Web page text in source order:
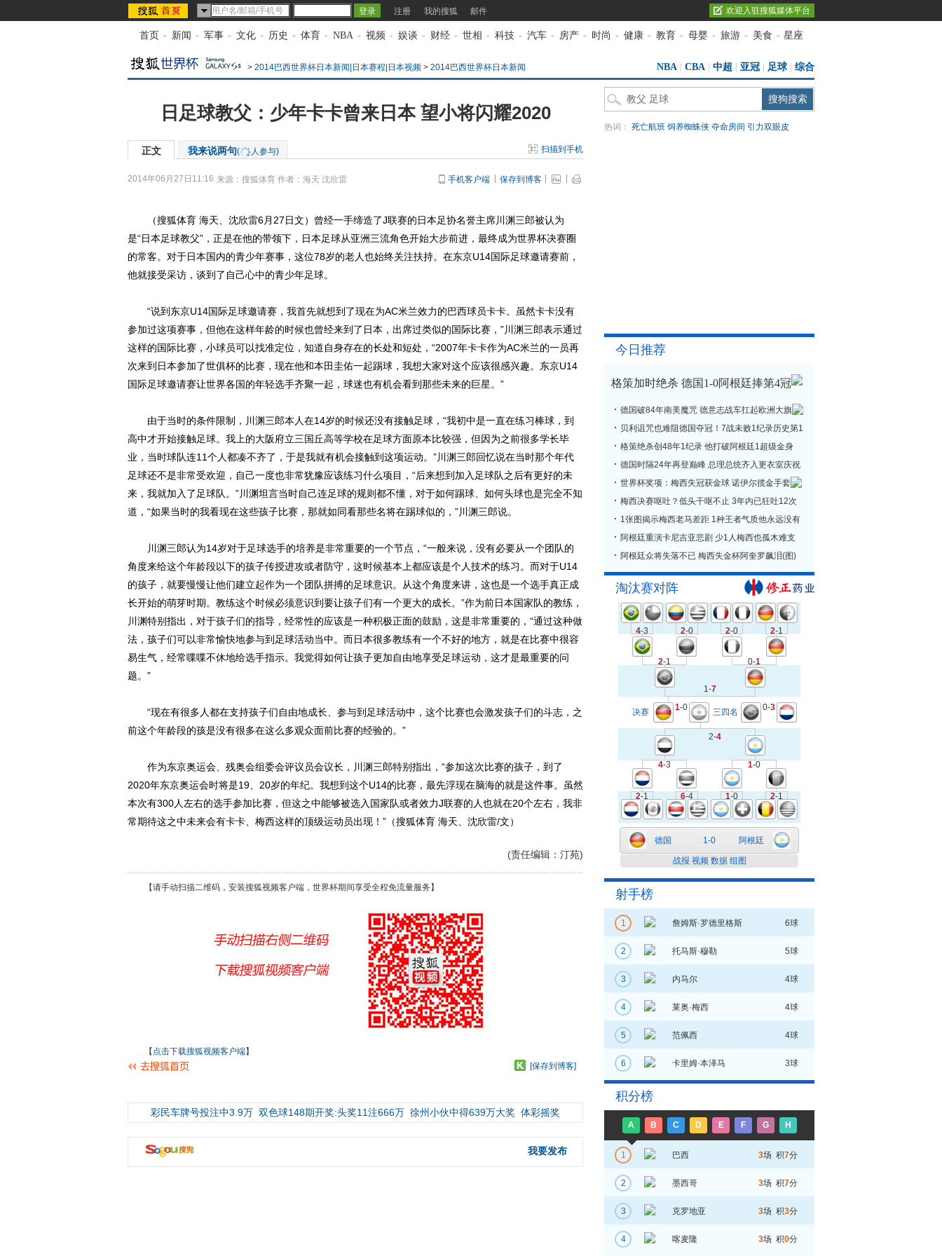
注册 我的搜狐 邮件 欢迎入驻搜狐媒体平台
首页 - 新闻 - 军事 - 文化 - 历史 - 体育 - NBA - 视频 - 娱谈 - 财经 - 世相 - 科技 - 汽车 - 房产 - 时尚 - 健康 - 教育 - 母婴 - 旅游 - 美食 - 星座
> 2014巴西世界杯日本新闻|日本赛程|日本视频 > 2014巴西世界杯日本新闻 NBA CBA 中超 亚冠 足球| 综合
日足球教父：少年卡卡曾来日本 望小将闪耀2020
正文 我来说两句( 人参与) 扫描到手机
2014年06月27日11:16 来源： 搜狐体育 作者：海天 沈欣雷 手机客户端 保存到博客
（搜狐体育 海天、沈欣雷6月27日文）曾经一手缔造了J联赛的日本足协名誉主席川渊三郎被认为
是“日本足球教父”，正是在他的带领下，日本足球从亚洲三流角色开始大步前进，最终成为世界杯决赛圈
的常客。对于日本国内的青少年赛事，这位78岁的老人也始终关注扶持。在东京U14国际足球邀请赛前，
他就接受采访，谈到了自己心中的青少年足球。
“说到东京U14国际足球邀请赛，我首先就想到了现在为AC米兰效力的巴西球员卡卡。虽然卡卡没有
参加过这项赛事，但他在这样年龄的时候也曾经来到了日本，出席过类似的国际比赛，”川渊三郎表示通过
这样的国际比赛，小球员可以找准定位，知道自身存在的长处和短处，“2007年卡卡作为AC米兰的一员再
次来到日本参加了世俱杯的比赛，现在他和本田圭佑一起踢球，我想大家对这个应该很感兴趣。东京U14
国际足球邀请赛让世界各国的年轻选手齐聚一起，球迷也有机会看到那些未来的巨星。”
由于当时的条件限制，川渊三郎本人在14岁的时候还没有接触足球，“我初中是一直在练习棒球，到
高中才开始接触足球。我上的大阪府立三国丘高等学校在足球方面原本比较强，但因为之前很多学长毕
业，当时球队连11个人都凑不齐了，于是我就有机会接触到这项运动。”川渊三郎回忆说在当时那个年代
足球还不是非常受欢迎，自己一度也非常犹豫应该练习什么项目，“后来想到加入足球队之后有更好的未
来，我就加入了足球队。”川渊坦言当时自己连足球的规则都不懂，对于如何踢球、如何头球也是完全不知
道，“如果当时的我看现在这些孩子比赛，那就如同看那些名将在踢球似的，”川渊三郎说。
川渊三郎认为14岁对于足球选手的培养是非常重要的一个节点，“一般来说，没有必要从一个团队的
角度来给这个年龄段以下的孩子传授进攻或者防守，这时候基本上都应该是个人技术的练习。而对于U14
的孩子，就要慢慢让他们建立起作为一个团队拼搏的足球意识。从这个角度来讲，这也是一个选手真正成
长开始的萌芽时期。教练这个时候必须意识到要让孩子们有一个更大的成长。”作为前日本国家队的教练，
川渊特别指出，对于孩子们的指导，经常性的应该是一种积极正面的鼓励，这是非常重要的，“通过这种做
法，孩子们可以非常愉快地参与到足球活动当中。而日本很多教练有一个不好的地方，就是在比赛中很容
易生气，经常喋喋不休地给选手指示。我觉得如何让孩子更加自由地享受足球运动，这才是最重要的问
题。”
“现在有很多人都在支持孩子们自由地成长、参与到足球活动中，这个比赛也会激发孩子们的斗志，之
前这个年龄段的孩是没有很多在这么多观众面前比赛的经验的。”
作为东京奥运会、残奥会组委会评议员会议长，川渊三郎特别指出，“参加这次比赛的孩子，到了
2020年东京奥运会时将是19、20岁的年纪。我想到这个U14的比赛，最先浮现在脑海的就是这件事。虽然
本次有300人左右的选手参加比赛，但这之中能够被选入国家队或者效力J联赛的人也就在20个左右，我非
常期待这之中未来会有卡卡、梅西这样的顶级运动员出现！”（搜狐体育 海天、沈欣雷/文）
(责任编辑：汀苑)
【请手动扫描二维码，安装搜狐视频客户端，世界杯期间享受全程免流量服务】
【 点击下载搜狐视频客户端】
[保存到博客]
彩民车牌号投注中3.9万 双色球148期开奖:头奖11注666万 徐州小伙中得639万大奖 体彩摇奖
我要发布
热词： 死亡航班 饲养蜘蛛侠 夺命房间 引力双眼皮
今日推荐
格策加时绝杀 德国1-0阿根廷捧第4冠
德国破84年南美魔咒 德意志战车扛起欧洲大旗
贝利诅咒也难阻德国夺冠！7战未败1纪录历史第1
格策绝杀创48年1纪录 他打破阿根廷1超级金身
德国时隔24年再登巅峰 总理总统齐入更衣室庆祝
世界杯奖项：梅西失冠获金球 诺伊尔揽金手套
梅西决赛呕吐？低头干呕不止 3年内已狂吐12次
1张图揭示梅西老马差距 1种王者气质他永远没有
阿根廷重演卡尼吉亚悲剧 少1人梅西也孤木难支
阿根廷众将失落不已 梅西失金杯阿奎罗飙泪(图)
淘汰赛对阵
4-3 2-0 2-0 2-1
2-1 0-1
1-7
2-4
4-3 1-0
2-1 6-4 1-0 2-1
1-0 0-3
决赛 三四名
德国 1-0 阿根廷
战报 视频 数据 组图
射手榜
1 詹姆斯·罗德里格斯 6球
2 托马斯·穆勒 5球
3 内马尔 4球
4 莱奥·梅西 4球
5 范佩西 4球
6 卡里姆·本泽马 3球
积分榜
A B C D E F G H
1 巴西 3场 积7分
2 墨西哥 3场 积7分
3 克罗地亚 3场 积3分
4 喀麦隆 3场 积0分